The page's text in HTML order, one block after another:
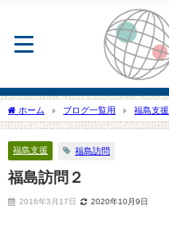
ホーム ブログ一覧用 福島支援
福島支援 福島訪問
福島訪問２
2016年3月17日 2020年10月9日